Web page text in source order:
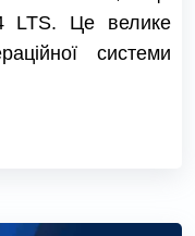
LTS. Це велике
системи